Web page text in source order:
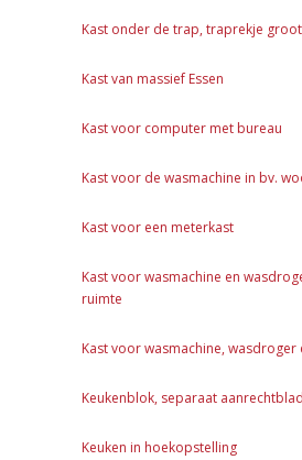
Kast onder de trap, traprekje
Kast van massief Essen
Kast voor computer met bureau
Kast voor de wasmachine in bv.
Kast voor een meterkast
Kast voor wasmachine en
ruimte
Kast voor wasmachine, wasdroger
Keukenblok, separaat aanrechtblad
Keuken in hoekopstelling